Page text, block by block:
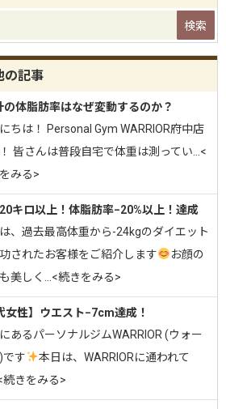
の記事
の体脂肪率はなぜ変動するのか？
ちは！ Personal Gym WARRIOR府中店
皆さんは普段自宅で体重は測ってい…<
みる>
キロ以上！体脂肪率−20%以上！達成
、過去最高体重から-24kgのダイエット
されたお客様をご紹介します
お顔の
美しく…<続きをみる>
女性】ウエスト−7cm達成！
あるパーソナルジムWARRIOR (ウォー
です
⁡⁡本日は、WARRIORに通われて
続きをみる>